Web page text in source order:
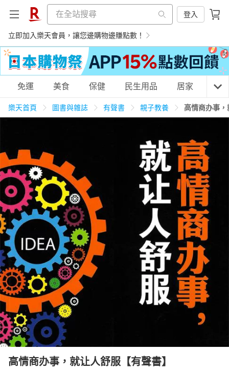
登入
立即加入樂天會員，讓您邊購物邊賺點數！
購物網分類
居家生活 3C家電 運動休閒 親子玩具
女裝 男裝 化妝保養 情趣用品
日本購物 電子/紙本書
HOT
免運 美食 保健 民生用品 居家 3C
樂天首頁 圖書與雜誌 有聲書 親子教養 高情商办事
高情商办事，就让人舒服【有聲書】